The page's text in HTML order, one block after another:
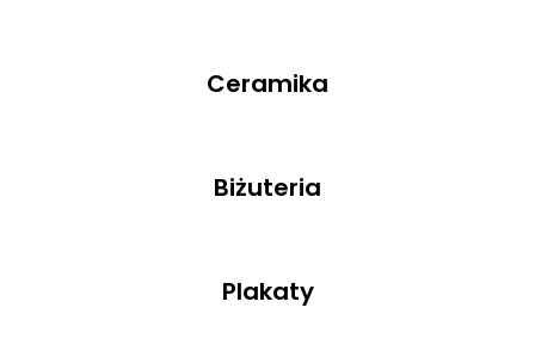
Ceramika
Biżuteria
Plakaty